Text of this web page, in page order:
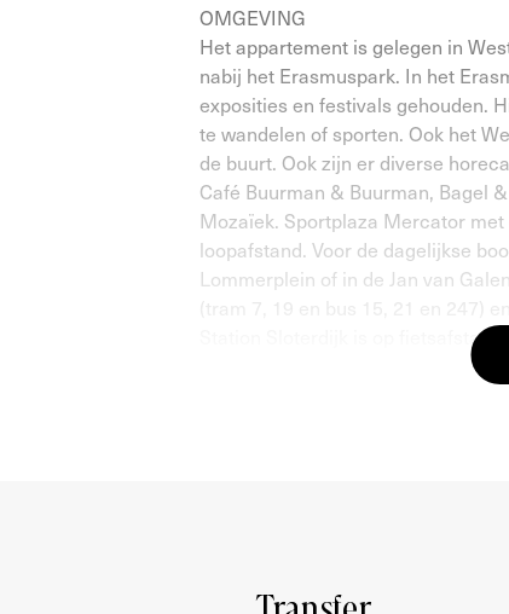
OMGEVING
Het appartement is gelegen in
nabij het Erasmuspark. In het
exposities en festivals gehouden.
te wandelen of sporten. Ook het
de buurt. Ook zijn er diverse
Café Buurman & Buurman, Bagel
Mozaïek. Sportplaza Mercator
loopafstand. Voor de dagelijkse
Lommerplein of in de Jan van
Station Sloterdijk is op fietsafstand.
een apart toilet bereikbaar vanuit